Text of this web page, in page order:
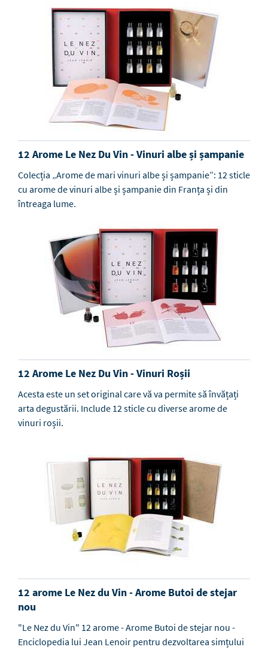
12 Arome Le Nez Du Vin - Vinuri albe și șampanie
Colecția „Arome de mari vinuri albe și șampanie”: 12 sticle
cu arome de vinuri albe și șampanie din Franța și din
întreaga lume.
12 Arome Le Nez Du Vin - Vinuri Roșii
Acesta este un set original care vă va permite să învățați
arta degustării. Include 12 sticle cu diverse arome de
vinuri roșii.
12 arome Le Nez du Vin - Arome Butoi de stejar
nou
"Le Nez du Vin" 12 arome - Arome Butoi de stejar nou -
Enciclopedia lui Jean Lenoir pentru dezvoltarea simțului